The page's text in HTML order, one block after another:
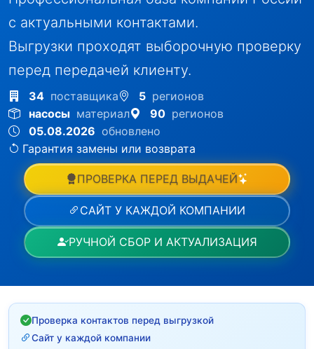
с актуальными контактами.
Выгрузки проходят выборочную проверку
перед передачей клиенту.
34 поставщика 5 регионов
насосы материал 90 регионов
05.08.2026 обновлено
Гарантия замены или возврата
ПРОВЕРКА ПЕРЕД ВЫДАЧЕЙ
САЙТ У КАЖДОЙ КОМПАНИИ
РУЧНОЙ СБОР И АКТУАЛИЗАЦИЯ
Проверка контактов перед выгрузкой
Сайт у каждой компании